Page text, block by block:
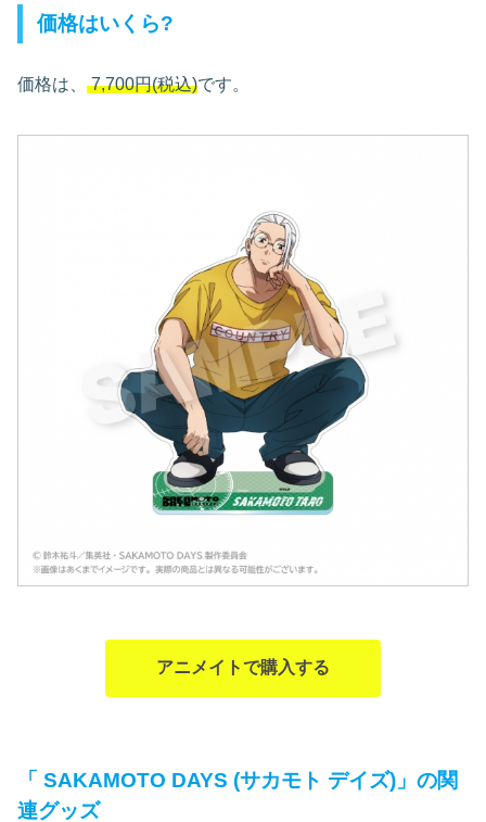
価格はいくら?
価格は、 7,700円(税込)です。
アニメイトで購入する
「 SAKAMOTO DAYS (サカモト デイズ)」の関
連グッズ